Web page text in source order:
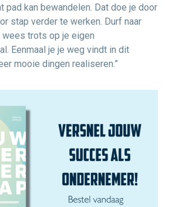
pad kan bewandelen. Dat doe je door
stap verder te werken. Durf naar
trots op je eigen
Eenmaal je je weg vindt in dit
mooie dingen realiseren.”